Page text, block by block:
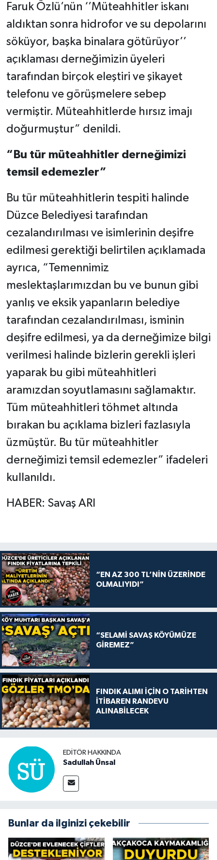
Faruk Özlü’nün ‘’Müteahhitler iskanı
aldıktan sonra hidrofor ve su depolarını
söküyor, başka binalara götürüyor’’
açıklaması derneğimizin üyeleri
tarafından birçok eleştiri ve şikayet
telefonu ve görüşmelere sebep
vermiştir. Müteahhitlerde hırsız imajı
doğurmuştur” denildi.
“Bu tür müteahhitler derneğimizi
temsil edemezler”
Bu tür müteahhitlerin tespiti halinde
Düzce Belediyesi tarafından
cezalandırılması ve isimlerinin deşifre
edilmesi gerektiği belirtilen açıklamada
ayrıca, “Temennimiz
meslektaşlarımızdan bu ve bunun gibi
yanlış ve eksik yapanların belediye
tarafından cezalandırılması, isminin
deşifre edilmesi, ya da derneğimize bilgi
verilmesi halinde bizlerin gerekli işleri
yaparak bu gibi müteahhitleri
aramızdan soyutlamasını sağlamaktır.
Tüm müteahhitleri töhmet altında
bırakan bu açıklama bizleri fazlasıyla
üzmüştür. Bu tür müteahhitler
derneğimizi temsil edemezler” ifadeleri
kullanıldı.
HABER: Savaş ARI
“EN AZ 300 TL’NİN ÜZERİNDE
OLMALIYIDI”
“SELAMİ SAVAŞ KÖYÜMÜZE
GİREMEZ”
FINDIK ALIMI İÇİN O TARİHTEN
İTİBAREN RANDEVU
ALINABİLECEK
EDITÖR HAKKINDA
Sadullah Ünsal
Bunlar da ilginizi çekebilir